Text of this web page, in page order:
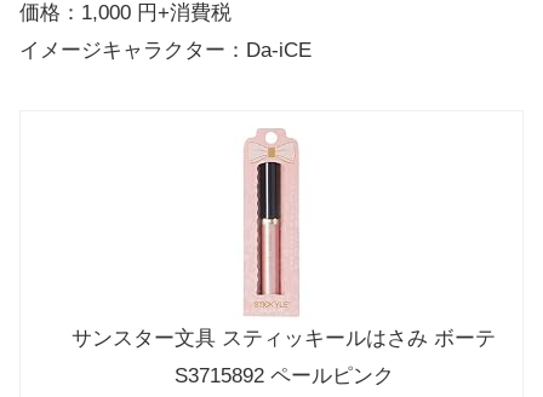
価格：1,000 円+消費税
イメージキャラクター：Da-iCE
サンスター文具 スティッキールはさみ ボーテ
S3715892 ペールピンク